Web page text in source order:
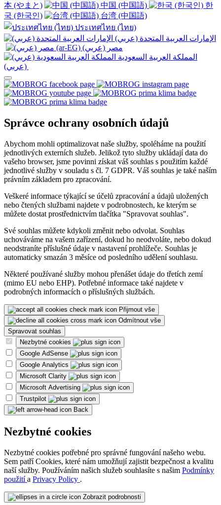
本 (やまと)
中国 (中国語)
한
국 (한국인)
台湾 (中国語)
ประเทศไทย (ไทย)
Správce ochrany osobních údajů
Abychom mohli optimalizovat naše služby, spoléháme na použití
jednotlivých externích služeb. Jelikož tyto služby ukládají data do
vašeho browser, jsme povinni získat váš souhlas s použitím každé
jednotlivé služby v souladu s čl. 7 GDPR. Váš souhlas je také naším
právním základem pro zpracování.
Veškeré informace týkající se účelů zpracování a údajů uložených
nebo čtených službami najdete v podrobnostech, ke kterým se
můžete dostat prostřednictvím tlačítka "Spravovat souhlas".
Své souhlas můžete kdykoli změnit nebo odvolat. Souhlas
uchováváme na vašem zařízení, dokud ho neodvoláte, nebo dokud
neodstraníte příslušné údaje v nastavení prohlížeče. Souhlas je
automaticky smazán 3 měsíce od posledního udělení souhlasu.
Některé používané služby mohou přenášet údaje do třetích zemí
(mimo EU nebo EHP). Potřebné informace také najdete v
podrobných informacích o příslušných službách.
Přijmout vše
Odmítnout vše
Spravovat souhlas
Nezbytné cookies
Google AdSense
Google Analytics
Microsoft Clarity
Microsoft Advertising
Trustpilot
Back
Nezbytné cookies
Nezbytné cookies potřebné pro správné fungování našeho webu.
Sem patří Cookies, které nám umožňují zajistit bezpečnost a kvalitu
naší služby. Používáním našich služeb souhlasíte s našim Podmínky
použitía Privacy Policy .
Zobrazit podrobnosti